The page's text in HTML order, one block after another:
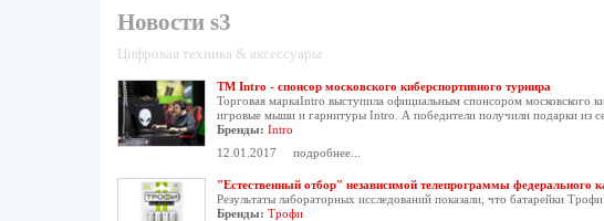
Новости s3
Цифровая техника & аксессуары
ТМ Intro - спонсор московского киберспортивного турнира
Торговая маркаIntro выступила официальным спонсором московского
игровые мыши и гарнитуры Intro. А победители получили подарки из
Бренды: Intro
12.01.2017
подробнее...
"Естественный отбор" независимой телепрограммы федерального
Результаты лабораторных исследований показали, что батарейки
Бренды: Трофи